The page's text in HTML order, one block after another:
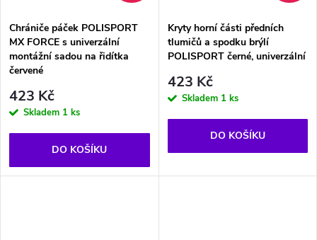
Chrániče páček POLISPORT
MX FORCE s univerzální
montážní sadou na řidítka
červené
423 Kč
Skladem 1 ks
DO KOŠÍKU
Kryty horní části předních
tlumičů a spodku brýlí
POLISPORT černé, univerzální
423 Kč
Skladem 1 ks
DO KOŠÍKU